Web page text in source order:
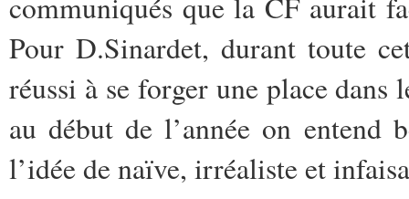
Pour D.Sinardet, durant toute
réussi à se forger une place
au début de l’année on entend
l’idée de naïve, irréaliste et